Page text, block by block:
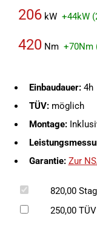
206 kW +44kW
420 Nm +70Nm
Einbaudauer:4h
TÜV:möglich
Montage:
Garantie: Zur
820,00
250,00TÜV